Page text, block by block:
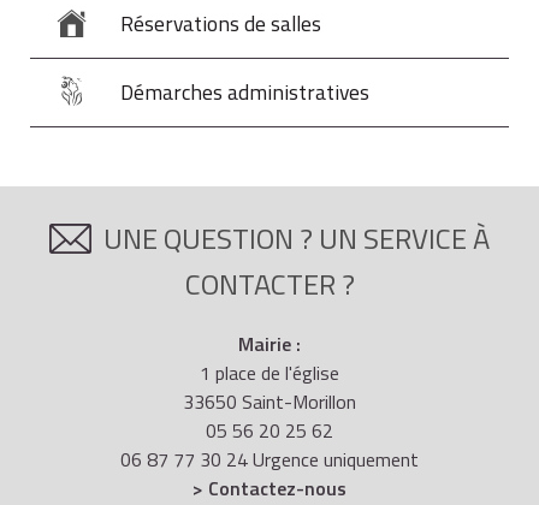
Réservations de salles
Démarches administratives
UNE QUESTION ? UN SERVICE À
CONTACTER ?
Mairie :
1 place de l'église
33650 Saint-Morillon
05 56 20 25 62
06 87 77 30 24 Urgence uniquement
> Contactez-nous